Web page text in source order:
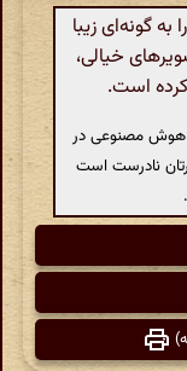
گونه‌ای زیبا
خیالی،
کرده است.
هوش مصنوعی در
نادرست است